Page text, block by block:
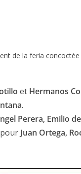
de la feria
et Hermanos
.
Perera, Emilio
pour Juan Ortega,